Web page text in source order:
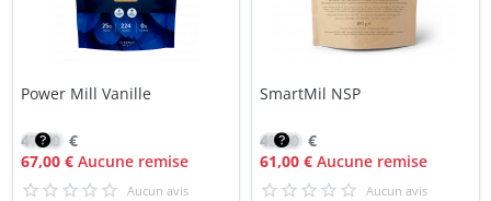
Power Mill Vanille
47,90 €
67,00 €Aucune remise
Aucun avis
SmartMil NSP
43,60 €
61,00 € Aucune remise
Aucun avis